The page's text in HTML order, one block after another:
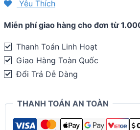
Zoom
Wildhorse
4
quantity
Yêu Thích
Miễn phí giao hàng cho đơn từ
Thanh Toán Linh Hoạt
Giao Hàng Toàn Quốc
Đổi Trả Dễ Dàng
THANH TOÁN AN TOÀN